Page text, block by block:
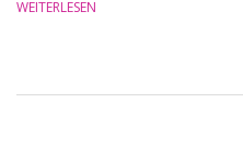
WEITERLESEN